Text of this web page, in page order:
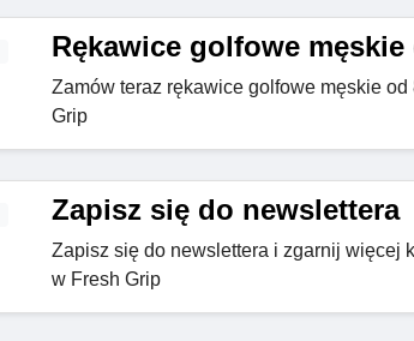
Rękawice golfowe męskie
Zamów teraz rękawice golfowe męskie od
Grip
Zapisz się do newslettera
Zapisz się do newslettera i zgarnij więcej
w Fresh Grip